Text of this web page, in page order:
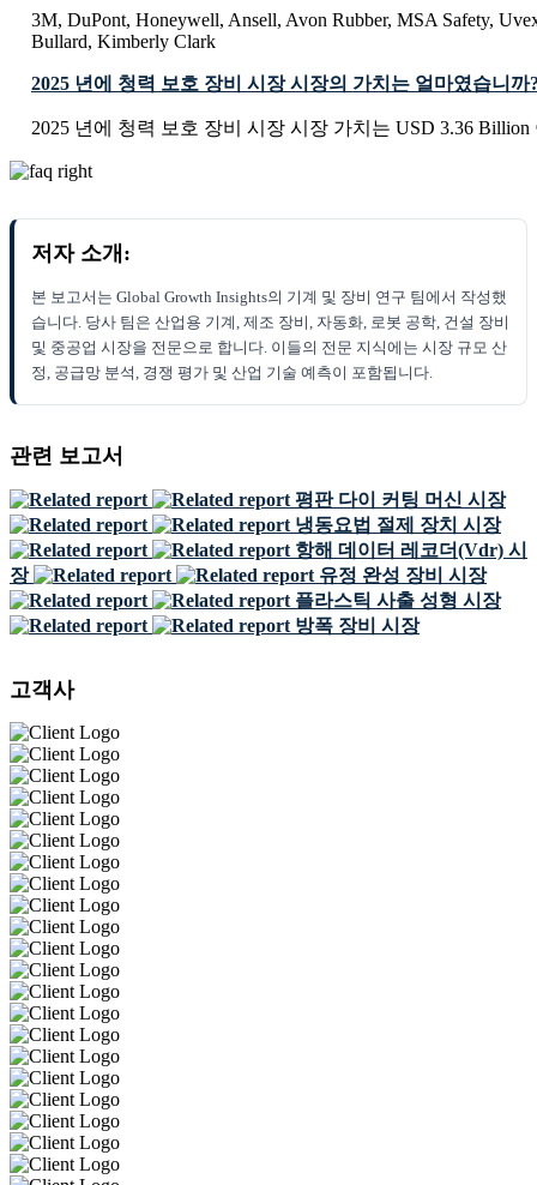
3M, DuPont, Honeywell, Ansell, Avon Rubber, MSA Safety,
Bullard, Kimberly Clark
2025 년에 청력 보호 장비 시장 시장의 가치는 얼마였습니까
2025 년에 청력 보호 장비 시장 시장 가치는 USD 3.36 Billion
저자 소개:
본 보고서는 Global Growth Insights의 기계 및 장비 연구 팀에서 작성했
습니다. 당사 팀은 산업용 기계, 제조 장비, 자동화, 로봇 공학, 건설 장비
및 중공업 시장을 전문으로 합니다. 이들의 전문 지식에는 시장 규모 산
정, 공급망 분석, 경쟁 평가 및 산업 기술 예측이 포함됩니다.
관련 보고서
평판 다이 커팅 머신 시장
냉동요법 절제 장치 시장
항해 데이터 레코더(Vdr) 시
장
유정 완성 장비 시장
플라스틱 사출 성형 시장
방폭 장비 시장
고객사